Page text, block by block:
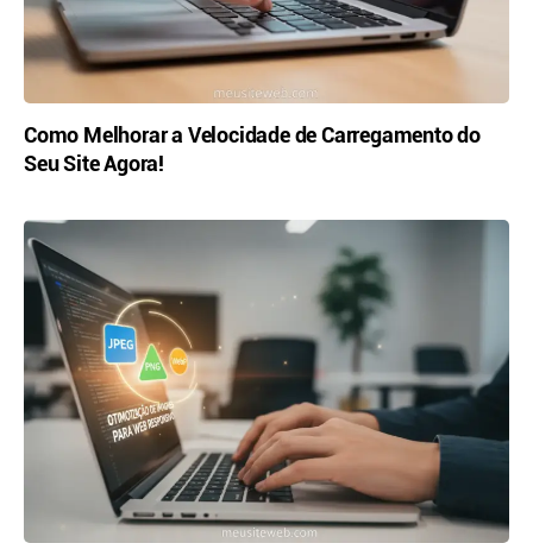
Como Melhorar a Velocidade de Carregamento do
Seu Site Agora!